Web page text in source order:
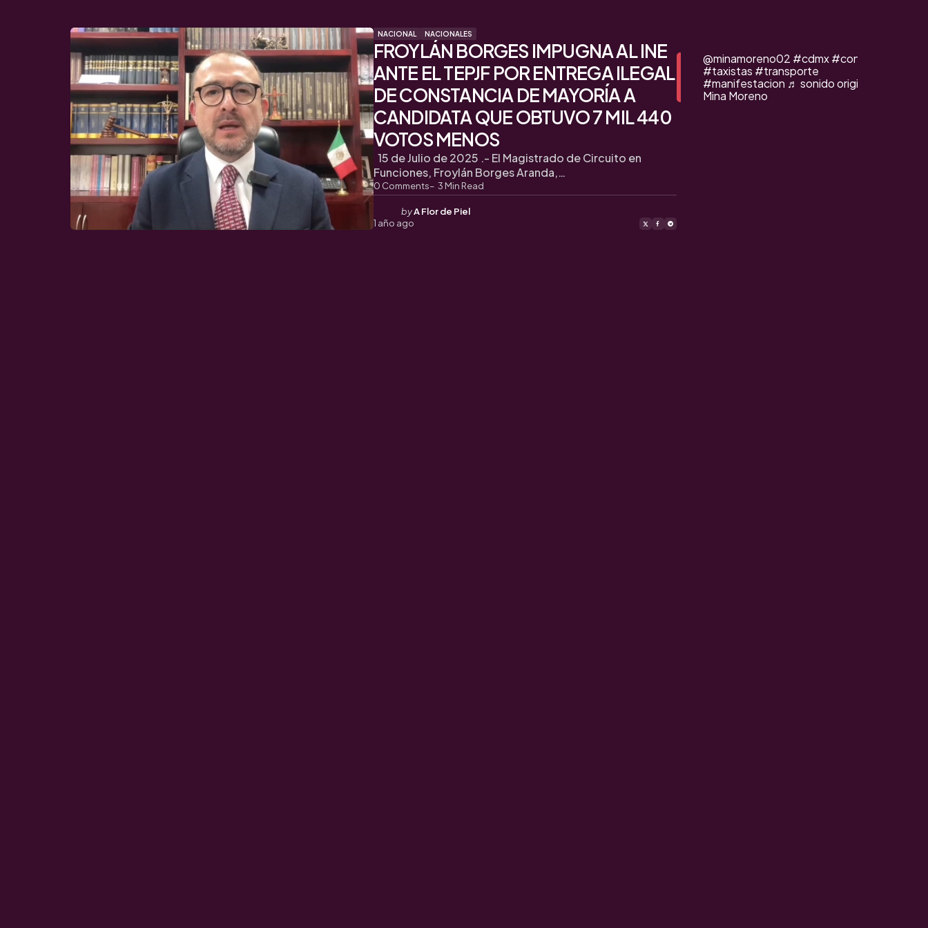
NACIONAL NACIONALES
FROYLÁN BORGES IMPUGNA AL INE
ANTE EL TEPJF POR ENTREGA ILEGAL
DE CONSTANCIA DE MAYORÍA A
CANDIDATA QUE OBTUVO 7 MIL 440
VOTOS MENOS
0 Comments 3 Min Read
15 de Julio de 2025 .- El Magistrado de Circuito en
Funciones, Froylán Borges Aranda,…
Posted
by
byA Flor de Piel
1 año ago
@minamoreno02 #cdmx#congreso
#taxistas #transporte
#manifestacion ♬ sonido original -
Mina Moreno